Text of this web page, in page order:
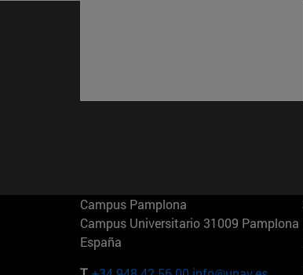
Campus Pamplona
Campus Universitario 31009 Pamplona
España